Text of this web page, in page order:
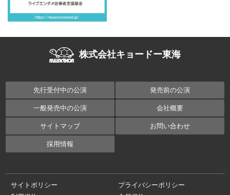
株式会社キョードー東海
先行受付中の公演 発売前の公演
一般発売中の公演 会社概要
サイトマップ お問い合わせ
採用情報
サイトポリシー
プライバシーポリシー